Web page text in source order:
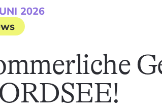
2026